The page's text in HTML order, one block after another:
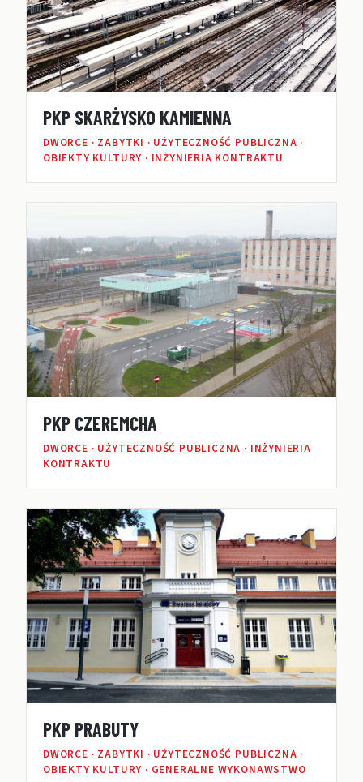
PKP SKARŻYSKO KAMIENNA
DWORCE · ZABYTKI · UŻYTECZNOŚĆ PUBLICZNA ·
OBIEKTY KULTURY · INŻYNIERIA KONTRAKTU
PKP CZEREMCHA
DWORCE · UŻYTECZNOŚĆ PUBLICZNA · INŻYNIERIA
KONTRAKTU
PKP PRABUTY
DWORCE · ZABYTKI · UŻYTECZNOŚĆ PUBLICZNA ·
OBIEKTY KULTURY · GENERALNE WYKONAWSTWO